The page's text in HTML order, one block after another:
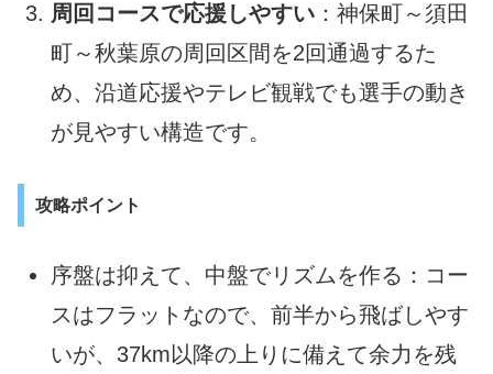
周回コースで応援しやすい ：神保町～須田
町～秋葉原の周回区間を2回通過するた
め、沿道応援やテレビ観戦でも選手の動き
が見やすい構造です。
攻略ポイント
序盤は抑えて、中盤でリズムを作る：コー
スはフラットなので、前半から飛ばしやす
いが、37km以降の上りに備えて余力を残